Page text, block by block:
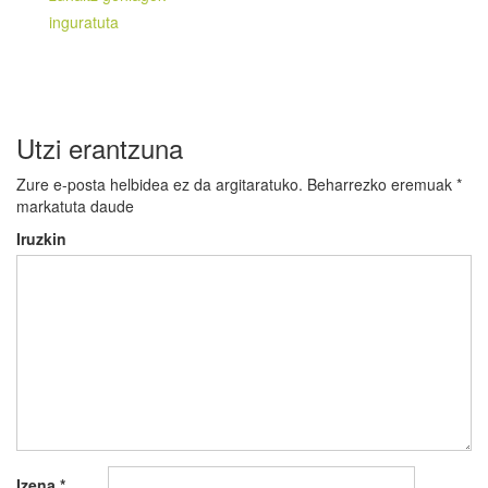
inguratuta
Utzi erantzuna
Zure e-posta helbidea ez da argitaratuko. Beharrezko eremuak *
markatuta daude
Iruzkin